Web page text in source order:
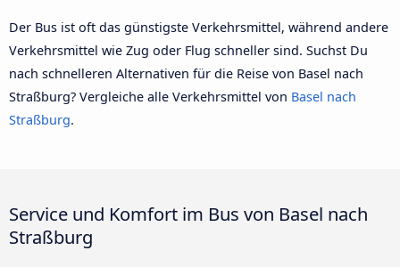
Der Bus ist oft das günstigste Verkehrsmittel, während andere
Verkehrsmittel wie Zug oder Flug schneller sind. Suchst Du
nach schnelleren Alternativen für die Reise von Basel nach
Straßburg? Vergleiche alle Verkehrsmittel von Basel nach
Straßburg.
Service und Komfort im Bus von Basel nach
Straßburg